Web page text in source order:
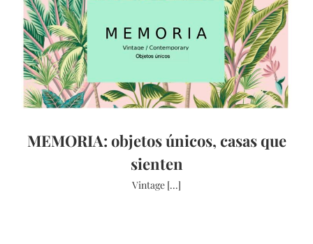
MEMORIA: objetos únicos, casas que
sienten
Vintage [...]